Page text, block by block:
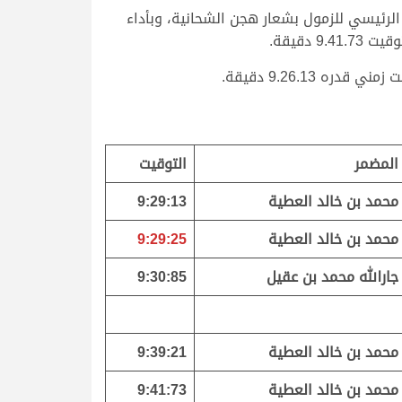
للزمول بشعار هجن الشحانية، وبأداء
دقيقة.
المضمر
التوقيت
محمد بن خالد العطية
9:29:13
محمد بن خالد العطية
9:29:25
جارالله محمد بن عقيل
9:30:85
محمد بن خالد العطية
9:39:21
محمد بن خالد العطية
9:41:73